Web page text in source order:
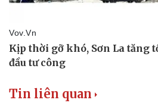
Tin liên quan